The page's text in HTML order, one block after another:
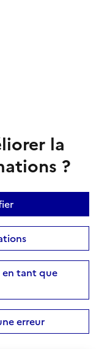
la
?
en tant que
erreur